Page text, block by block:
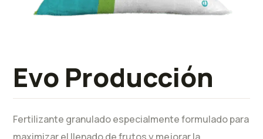
Evo Producción
Fertilizante granulado especialmente formulado para